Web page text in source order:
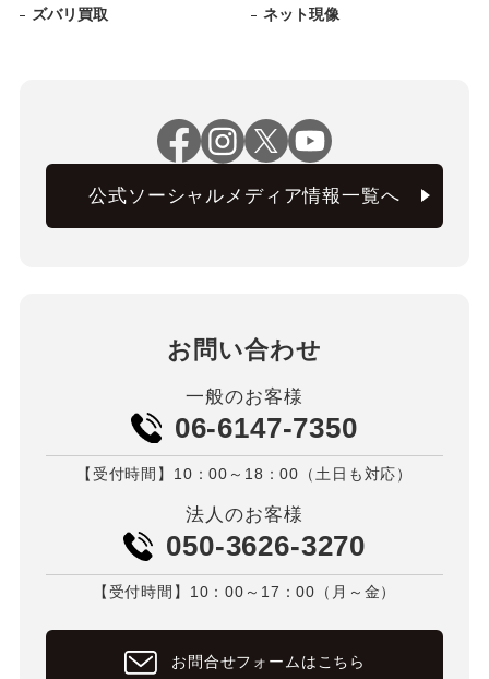
ズバリ買取 ネット現像
公式ソーシャルメディア情報一覧へ
お問い合わせ
一般のお客様
06-6147-7350
【受付時間】10：00～18：00（土日も対応）
法人のお客様
050-3626-3270
【受付時間】10：00～17：00（月～金）
お問合せフォームはこちら